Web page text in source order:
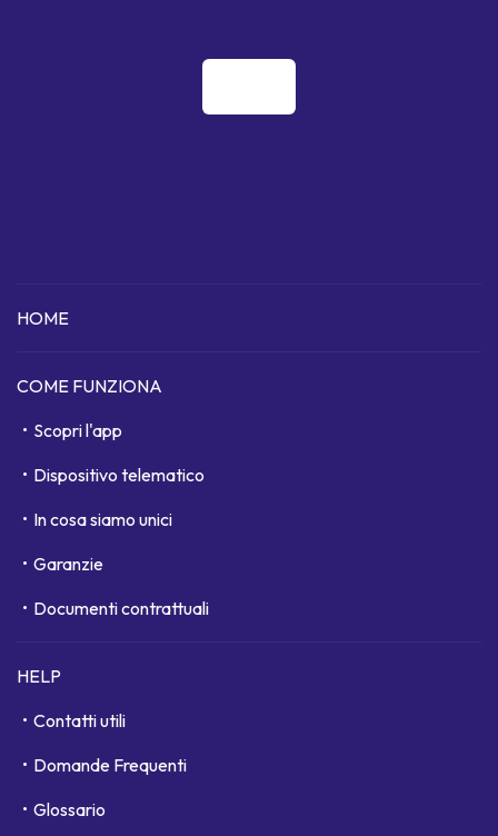
HOME
COME FUNZIONA
Scopri l'app
Dispositivo telematico
In cosa siamo unici
Garanzie
Documenti contrattuali
HELP
Contatti utili
Domande Frequenti
Glossario